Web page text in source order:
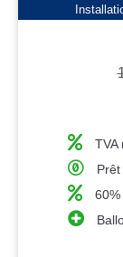
TVA